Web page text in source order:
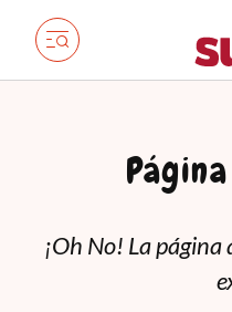
¡Oh No! La